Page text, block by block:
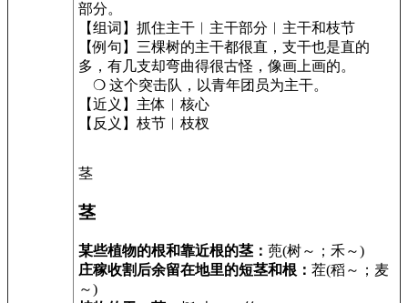
部分。
【组词】抓住主干︱主干部分︱主干和枝节
【例句】三棵树的主干都很直，支干也是直的
多，有几支却弯曲得很古怪，像画上画的。
❍ 这个突击队，以青年团员为主干。
【近义】主体︱核心
【反义】枝节︱枝杈
茎
茎
某些植物的根和靠近根的茎： 蔸(树～；禾～)
庄稼收割后余留在地里的短茎和根： 茬(稻～；麦
～)